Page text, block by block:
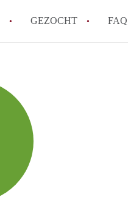
GEZOCHT FAQ
Hoeveel kost het om te reageren op
Wat is de privacyverklaring van
Berekent StudioTilburg
Alle veelgestelde vragen